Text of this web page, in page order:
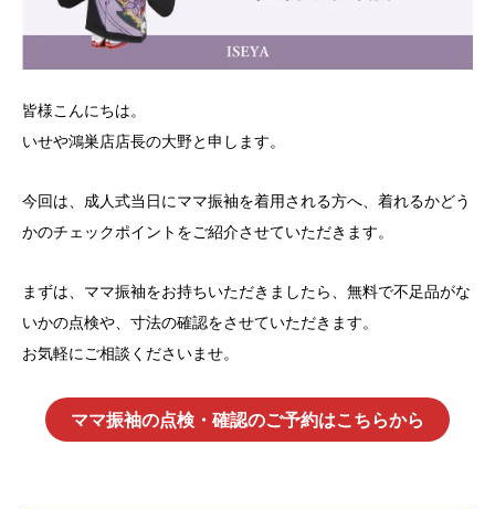
皆様こんにちは。
いせや鴻巣店店長の大野と申します。
今回は、成人式当日にママ振袖を着用される方へ、着れるかどう
かのチェックポイントをご紹介させていただきます。
まずは、ママ振袖をお持ちいただきましたら、無料で不足品がな
いかの点検や、寸法の確認をさせていただきます。
お気軽にご相談くださいませ。
ママ振袖の点検・確認のご予約はこちらから